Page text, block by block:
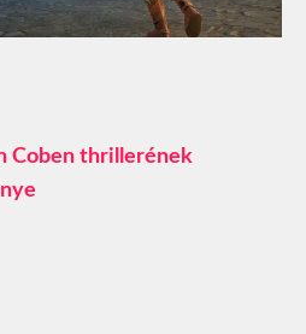
Coben thrillerének